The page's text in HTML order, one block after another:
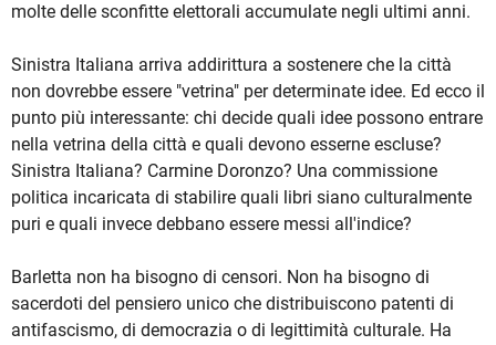
molte delle sconfitte elettorali accumulate negli ultimi anni.
Sinistra Italiana arriva addirittura a sostenere che la città
non dovrebbe essere "vetrina" per determinate idee. Ed ecco il
punto più interessante: chi decide quali idee possono entrare
nella vetrina della città e quali devono esserne escluse?
Sinistra Italiana? Carmine Doronzo? Una commissione
politica incaricata di stabilire quali libri siano culturalmente
puri e quali invece debbano essere messi all'indice?
Barletta non ha bisogno di censori. Non ha bisogno di
sacerdoti del pensiero unico che distribuiscono patenti di
antifascismo, di democrazia o di legittimità culturale. Ha